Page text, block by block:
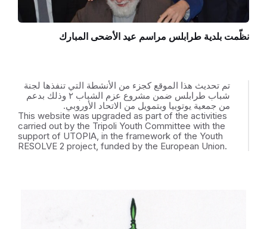
نظّمت بلدية طرابلس مراسم عيد الأضحى المبارك
تم تحديث هذا الموقع كجزء من الأنشطة التي تنفذها لجنة
شباب طرابلس ضمن مشروع عزم الشباب ٢ وذلك بدعم
من جمعية يوتوبيا وبتمويل من الاتحاد الأوروبي.
This website was upgraded as part of the activities
carried out by the Tripoli Youth Committee with the
support of UTOPIA, in the framework of the Youth
RESOLVE 2 project, funded by the European Union.